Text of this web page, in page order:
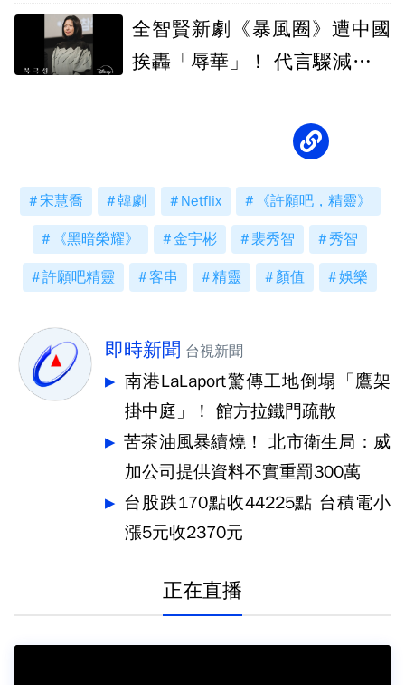
全智賢新劇《暴風圈》遭中國
挨轟「辱華」！ 代言驟減恐賠
宋慧喬 韓劇 Netflix 《許願吧，精靈》
《黑暗榮耀》 金宇彬 裴秀智 秀智
許願吧精靈 客串 精靈 顏值 娛樂
即時新聞 台視新聞
南港LaLaport驚傳工地倒塌「鷹架
掛中庭」！ 館方拉鐵門疏散
苦茶油風暴續燒！ 北市衛生局：威
加公司提供資料不實重罰300萬
台股跌170點收44225點 台積電小
漲5元收2370元
正在直播